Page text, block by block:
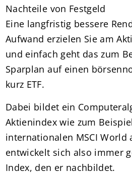
Nachteile von Festgeld
Eine langfristig bessere
Aufwand erzielen Sie am
und einfach geht das zum
Sparplan auf einen
kurz ETF.
Dabei bildet ein
Aktienindex wie zum
internationalen MSCI World
entwickelt sich also immer
Index, den er nachbildet.